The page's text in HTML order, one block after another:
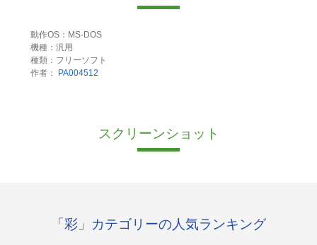
動作OS：MS-DOS
機種：汎用
種類：フリーソフト
作者：
PA004512
スクリーンショット
「彩」カテゴリーの人気ランキング